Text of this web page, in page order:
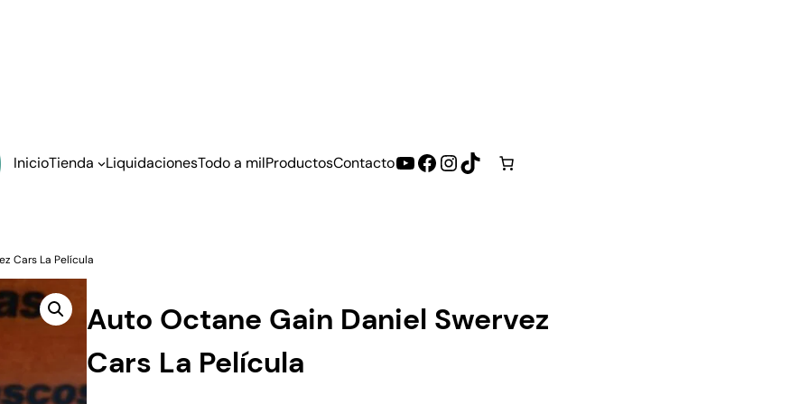
InicioTienda LiquidacionesTodo a milProductosContactoYouTube
Facebook
Instagram
TikTok
Cars La Película
Auto Octane Gain Daniel Swervez
Cars La Película